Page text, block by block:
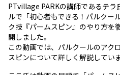
PTvillage PARKの講師であるテ
ルで「初心者もできる！パルクー
ク技『パームスピン』のやり方を
開しました。
この動画では、パルクールのアク
スピンについて詳しく解説していま